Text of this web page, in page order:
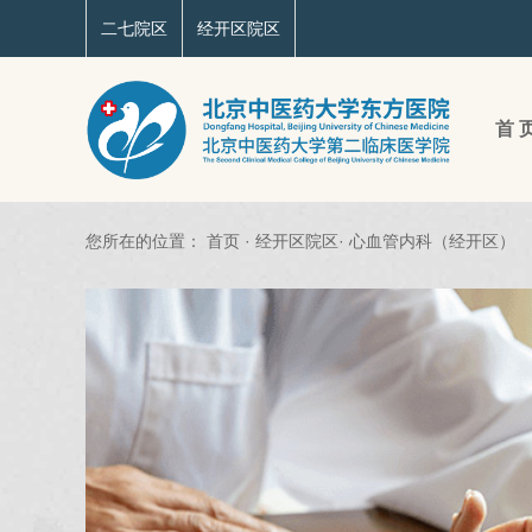
二七院区 经开区院区
首
您所在的位置： 首页 · 经开区院区· 心血管内科（经开区）